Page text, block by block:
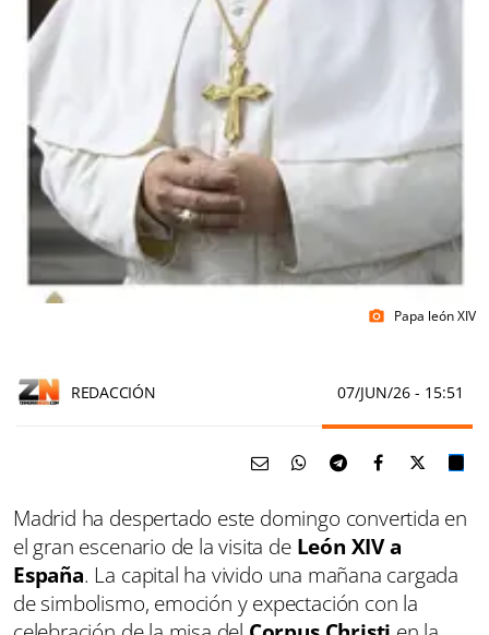
photo_camera Papa león XIV
REDACCIÓN 07/JUN/26 - 15:51
Madrid ha despertado este domingo convertida en
el gran escenario de la visita de León XIV a
España. La capital ha vivido una mañana cargada
de simbolismo, emoción y expectación con la